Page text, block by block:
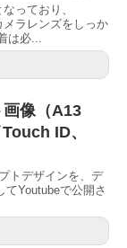
っており、
メラレンズをしっか
は必...
像（A13
ID、
トデザインを、デ
Youtubeで公開さ